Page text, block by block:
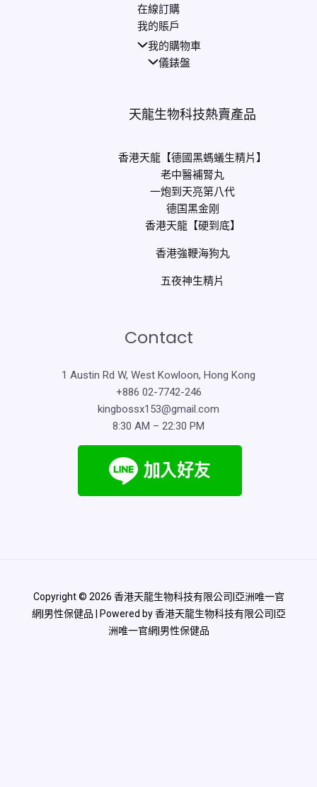
在線訂購
我的賬戶
我的購物車
儀錶盤
天龍生物科技熱賣產品
香港天龍【德國黑螞蟻生精片】
老中醫補腎丸
一炮到天亮第八代
德国黑金刚
香港天龍【硬到底】
香港強鞭海狗丸
五夜神生精片
Contact
1 Austin Rd W, West Kowloon, Hong Kong
+886 02-7742-246
kingbossx153@gmail.com
8:30 AM – 22:30 PM
Copyright © 2026 香港天龍生物科技有限公司|亞洲唯一官
網|男性保健品 | Powered by 香港天龍生物科技有限公司|亞
洲唯一官網|男性保健品